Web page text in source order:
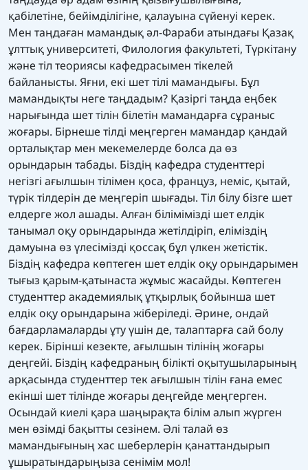
қабілетіне, бейімділігіне, қалауына сүйенуі керек.
Мен таңдаған мамандық әл-Фараби атындағы Қазақ
ұлттық университеті, Филология факультеті, Түркітану
және тіл теориясы кафедрасымен тікелей
байланысты. Яғни, екі шет тілі мамандығы. Бұл
мамандықты неге таңдадым? Қазіргі таңда еңбек
нарығында шет тілін білетін мамандарға сұраныс
жоғары. Бірнеше тілді меңгерген мамандар қандай
орталықтар мен мекемелерде болса да өз
орындарын табады. Біздің кафедра студенттері
негізгі ағылшын тілімен қоса, француз, неміс, қытай,
түрік тілдерін де меңгеріп шығады. Тіл білу бізге шет
елдерге жол ашады. Алған білімімізді шет елдік
танымал оқу орындарында жетілдіріп, еліміздің
дамуына өз үлесімізді қоссақ бұл үлкен жетістік.
Біздің кафедра көптеген шет елдік оқу орындарымен
тығыз қарым-қатынаста жұмыс жасайды. Көптеген
студенттер академиялық ұтқырлық бойынша шет
елдік оқу орындарына жіберіледі. Әрине, ондай
бағдарламаларды ұту үшін де, талаптарға сай болу
керек. Бірінші кезекте, ағылшын тілінің жоғары
деңгейі. Біздің кафедраның білікті оқытушыларының
арқасында студенттер тек ағылшын тілін ғана емес
екінші шет тілінде жоғары деңгейде меңгерген.
Осындай киелі қара шаңырақта білім алып жүрген
мен өзімді бақытты сезінем. Әлі талай өз
мамандығының хас шеберлерін қанаттандырып
ұшыратындарыңыза сенімім мол!